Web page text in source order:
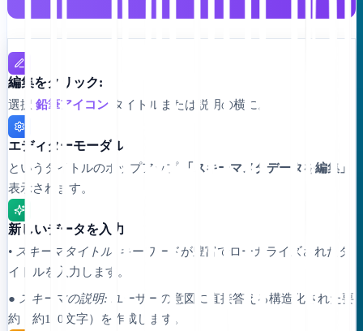
編集をクリック:
選択 鉛筆アイコン タイトルまたは説明の横に。
エディターモーダル:
というタイトルのポップアップ
「スキーマメタデータを編集」
表示されます。
新しいデータを入力:
• スキーマタイトル:
キーワードが豊富でローカライズされたタ
イトルを入力します。
● スキーマの説明: ユーザーの意図に直接答える構造化された要
約（約160文字）を作成します。